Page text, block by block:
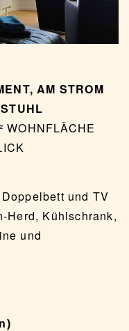
AM STROM
WOHNFLÄCHE
und TV
Herd, Kühlschrank,
und